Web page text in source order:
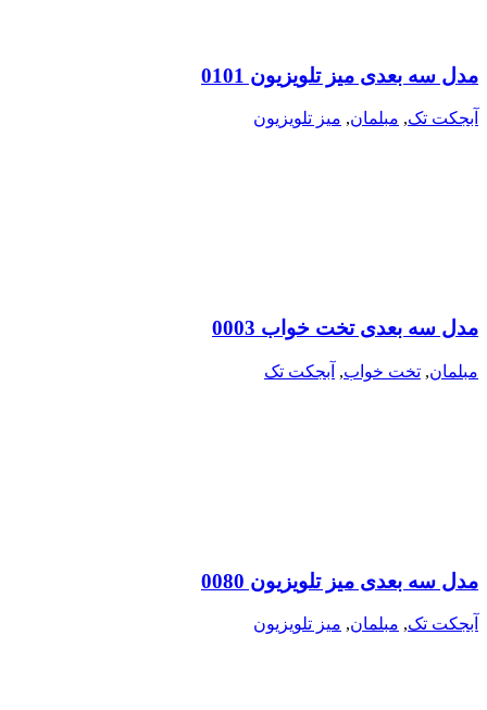
مدل سه بعدی میز تلویزیون 0101
آبجکت تک, مبلمان, میز تلویزیون
مدل سه بعدی تخت خواب 0003
مبلمان, تخت خواب, آبجکت تک
مدل سه بعدی میز تلویزیون 0080
آبجکت تک, مبلمان, میز تلویزیون